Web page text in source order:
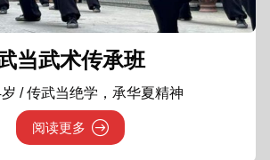
当武术传承班
/ 传武当绝学，承华夏精神
阅读更多